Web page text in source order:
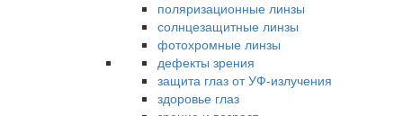
поляризационные линзы
солнцезащитные линзы
фотохромные линзы
дефекты зрения
защита глаз от УФ-излучения
здоровье глаз